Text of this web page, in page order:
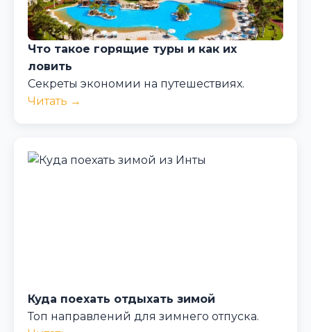
Что такое горящие туры и как их
ловить
Секреты экономии на путешествиях.
Читать →
Куда поехать отдыхать зимой
Топ направлений для зимнего отпуска.